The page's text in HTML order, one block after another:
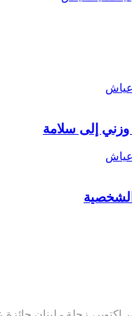
إلى سلامة
الشخصية